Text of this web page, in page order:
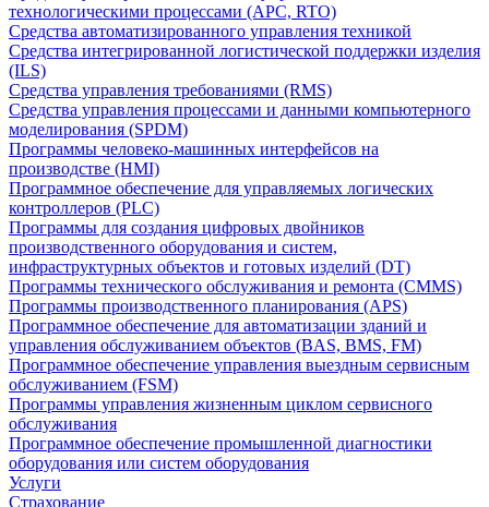
технологическими процессами (APC, RTO)
Средства автоматизированного управления техникой
Средства интегрированной логистической поддержки изделия
(ILS)
Средства управления требованиями (RMS)
Средства управления процессами и данными компьютерного
моделирования (SPDM)
Программы человеко-машинных интерфейсов на
производстве (HMI)
Программное обеспечение для управляемых логических
контроллеров (PLC)
Программы для создания цифровых двойников
производственного оборудования и систем,
инфраструктурных объектов и готовых изделий (DT)
Программы технического обслуживания и ремонта (CMMS)
Программы производственного планирования (APS)
Программное обеспечение для автоматизации зданий и
управления обслуживанием объектов (BAS, BMS, FM)
Программное обеспечение управления выездным сервисным
обслуживанием (FSM)
Программы управления жизненным циклом сервисного
обслуживания
Программное обеспечение промышленной диагностики
оборудования или систем оборудования
Услуги
Страхование